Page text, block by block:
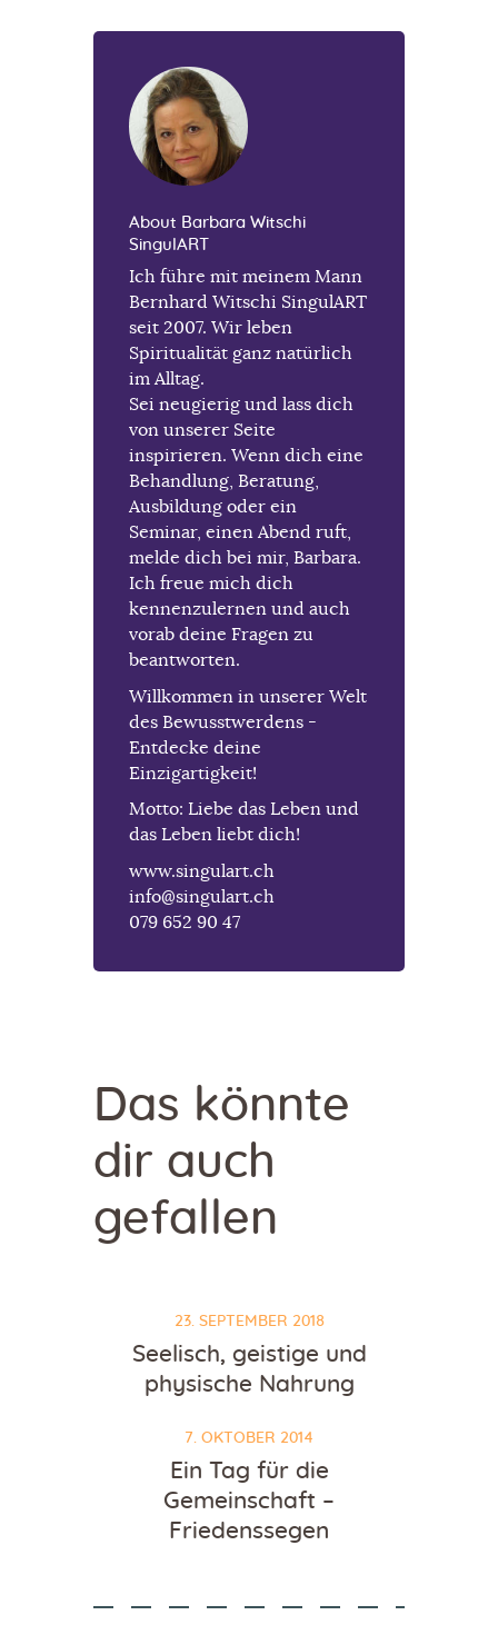
About Barbara Witschi
SingulART
Ich führe mit meinem Mann
Bernhard Witschi SingulART
seit 2007. Wir leben
Spiritualität ganz natürlich
im Alltag.
Sei neugierig und lass dich
von unserer Seite
inspirieren. Wenn dich eine
Behandlung, Beratung,
Ausbildung oder ein
Seminar, einen Abend ruft,
melde dich bei mir, Barbara.
Ich freue mich dich
kennenzulernen und auch
vorab deine Fragen zu
beantworten.
Willkommen in unserer Welt
des Bewusstwerdens -
Entdecke deine
Einzigartigkeit!
Motto: Liebe das Leben und
das Leben liebt dich!
www.singulart.ch
info@singulart.ch
079 652 90 47
Das könnte
dir auch
gefallen
23. SEPTEMBER 2018
Seelisch, geistige und
physische Nahrung
7. OKTOBER 2014
Ein Tag für die
Gemeinschaft –
Friedenssegen